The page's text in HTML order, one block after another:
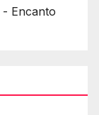
- Encanto